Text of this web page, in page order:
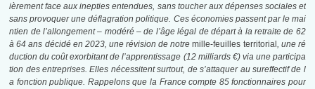
ièrement face aux inepties entendues, sans toucher aux dépenses sociales et
sans provoquer une déflagration politique. Ces économies passent par le mai
ntien de l’allongement – modéré – de l’âge légal de départ à la retraite de 62
à 64 ans décidé en 2023, une révision de notremille-feuilles territorial , une ré
duction du coût exorbitant de l’apprentissage (12 milliards €) via une participa
tion des entreprises. Elles nécessitent surtout, de s’attaquer au sureffectif de l
a fonction publique. Rappelons que la France compte 85 fonctionnaires pour